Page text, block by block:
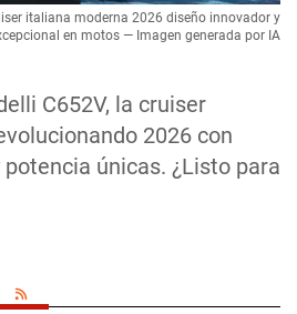
C652V, la cruiser
2026 con
únicas. ¿Listo para
italiana moderna 2026 diseño innovador y
en motos — Imagen generada por IA